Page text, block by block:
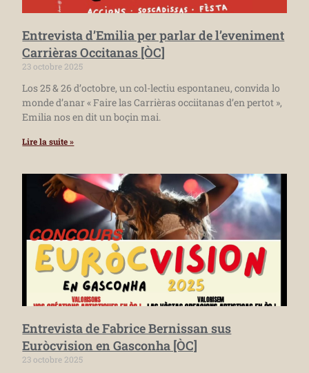
Entrevista d’Emilia per parlar de l’eveniment
Carrièras Occitanas [ÒC]
23 octobre 2025
Los 25 & 26 d’octobre, un col-lectiu espontaneu, convida lo
monde d’anar « Faire las Carrièras occiitanas d’en pertot »,
Emilia nos en dit un boçin mai.
Lire la suite »
Entrevista de Fabrice Bernissan sus
Euròcvision en Gasconha [ÒC]
23 octobre 2025